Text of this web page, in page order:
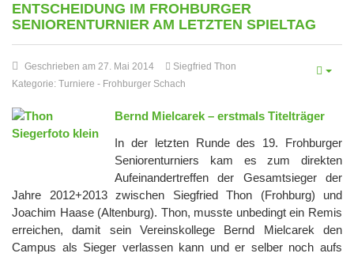
ENTSCHEIDUNG IM FROHBURGER
SENIORENTURNIER AM LETZTEN SPIELTAG
Geschrieben am 27. Mai 2014
Siegfried Thon
Kategorie: Turniere - Frohburger Schach
Bernd Mielcarek – erstmals Titelträger
In der letzten Runde des 19. Frohburger
Seniorenturniers kam es zum direkten
Aufeinandertreffen der Gesamtsieger der
Jahre 2012+2013 zwischen Siegfried Thon (Frohburg) und
Joachim Haase (Altenburg). Thon, musste unbedingt ein Remis
erreichen, damit sein Vereinskollege Bernd Mielcarek den
Campus als Sieger verlassen kann und er selber noch aufs